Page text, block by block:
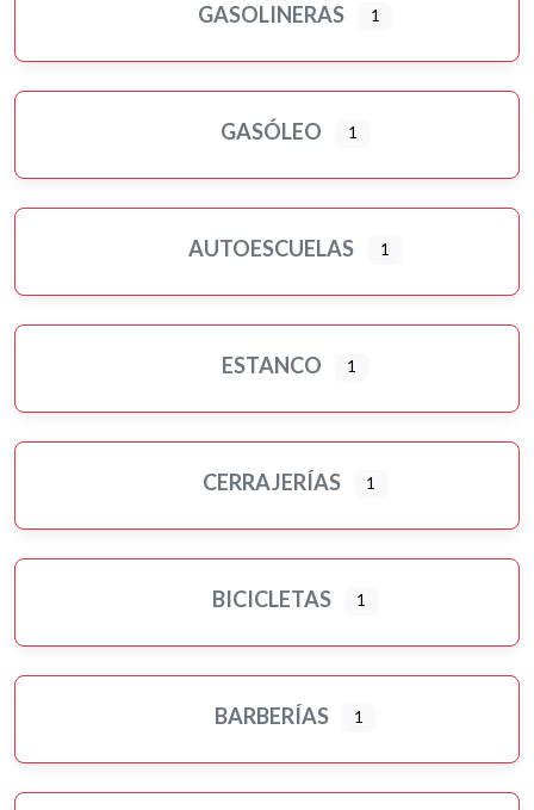
GASOLINERAS 1
GASÓLEO 1
AUTOESCUELAS 1
ESTANCO 1
CERRAJERÍAS 1
BICICLETAS 1
BARBERÍAS 1